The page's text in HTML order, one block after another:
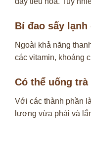
Bí đao sấy
Ngoài khả năng
các vitamin, khoáng
Có thể uống
Với các thành phần
lượng vừa phải và